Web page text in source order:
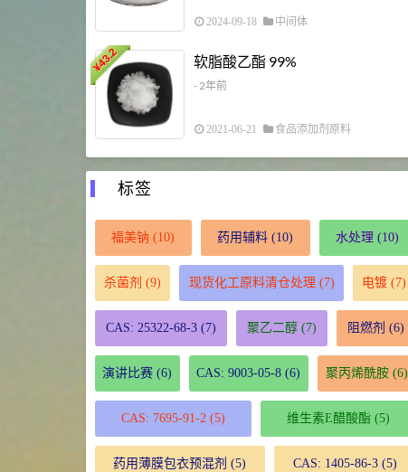
2024-09-18 中间体
¥
43.2 软脂酸乙酯 99%
- 2年前
2021-06-21 食品添加剂原料
标签
福美钠 (10) 药用辅料 (10) 水处理 (10)
杀菌剂 (9) 现货化工原料清仓处理 (7) 电镀 (7)
CAS: 25322-68-3(7) 聚乙二醇(7) 阻燃剂 (6)
演讲比赛 (6) CAS: 9003-05-8 (6) 聚丙烯酰胺(6)
CAS: 7695-91-2(5) 维生素E醋酸酯 (5)
药用薄膜包衣预混剂 (5) CAS: 1405-86-3(5)